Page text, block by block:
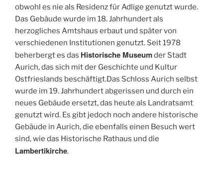
obwohl es nie als Residenz für Adlige genutzt wurde.
Das Gebäude wurde im 18. Jahrhundert als
herzogliches Amtshaus erbaut und später von
verschiedenen Institutionen genutzt. Seit 1978
beherbergt es das Historische Museumder Stadt
Aurich, das sich mit der Geschichte und Kultur
Ostfrieslands beschäftigt.Das Schloss Aurich selbst
wurde im 19. Jahrhundert abgerissen und durch ein
neues Gebäude ersetzt, das heute als Landratsamt
genutzt wird. Es gibt jedoch noch andere historische
Gebäude in Aurich, die ebenfalls einen Besuch wert
sind, wie das Historische Rathaus und die
Lambertikirche.